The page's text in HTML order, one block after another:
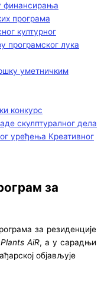
финансирања
програма
културног
програмског лука
уметничким
конкурс
скулптуралног дела
уређења Креативног
за
за резиденције
Plants AiR, а у сарадњи
објављује